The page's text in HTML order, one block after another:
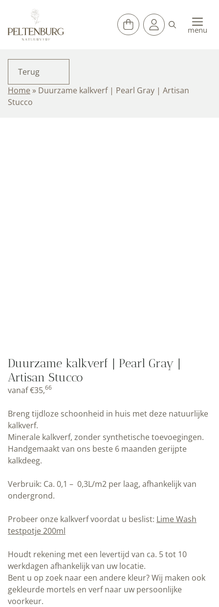
de
inhoud
menu
Terug
Home » Duurzame kalkverf | Pearl Gray | Artisan
Stucco
Duurzame kalkverf | Pearl Gray |
Artisan Stucco
vanaf€35,66
Breng tijdloze schoonheid in huis met deze natuurlijke
kalkverf.
Minerale kalkverf, zonder synthetische toevoegingen.
Handgemaakt van ons beste 6 maanden gerijpte
kalkdeeg.
Verbruik: Ca. 0,1 – 0,3L/m2 per laag, afhankelijk van
ondergrond.
Probeer onze kalkverf voordat u beslist: Lime Wash
testpotje 200ml
Houdt rekening met een levertijd van ca. 5 tot 10
werkdagen afhankelijk van uw locatie.
Bent u op zoek naar een andere kleur? Wij maken ook
gekleurde mortels en verf naar uw persoonlijke
voorkeur.